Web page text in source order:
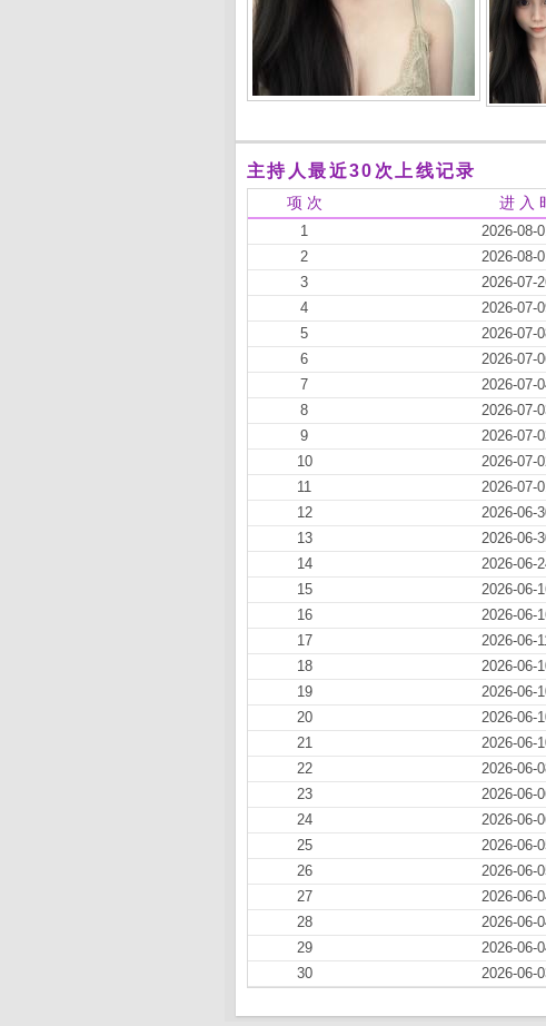
主持人最近30次上线记录
项 次 进 入
1 2026-08-
2
2026-08-
3
2026-07-
4
2026-07-
5
2026-07-
6
2026-07-
7
2026-07-
8
2026-07-
9
2026-07-
10
2026-07-
11
2026-07-
12
2026-06-
13
2026-06-
14
2026-06-
15
2026-06-
16
2026-06-
17
2026-06-
18
2026-06-
19
2026-06-
20
2026-06-
21
2026-06-
22
2026-06-
23
2026-06-
24
2026-06-
25
2026-06-
26
2026-06-
27
2026-06-
28
2026-06-
29
2026-06-
30
2026-06-